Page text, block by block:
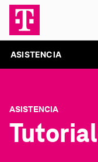
ASISTENCIA
ASISTENCIA